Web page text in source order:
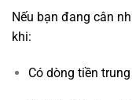
Nếu bạn đang cân
khi:
Có dòng tiền